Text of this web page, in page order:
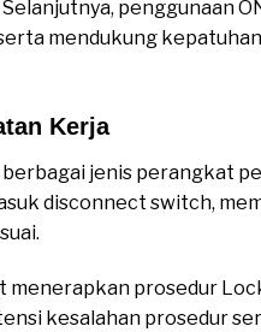
penggunaan
mendukung
Kerja
jenis perangkat
disconnect switch,
menerapkan prosedur
kesalahan prosedur